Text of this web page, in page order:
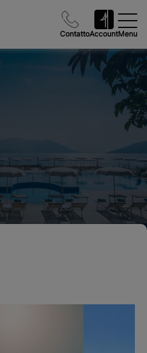
ContattoAccountMenu